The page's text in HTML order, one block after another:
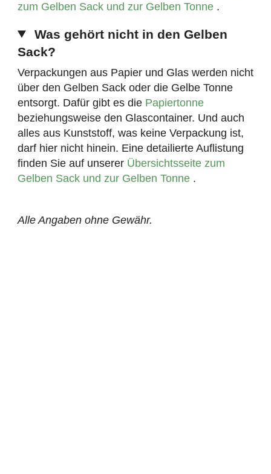
zum Gelben Sack und zur Gelben Tonne .
Was gehört nicht in den Gelben
Sack?
Verpackungen aus Papier und Glas werden nicht
über den Gelben Sack oder die Gelbe Tonne
entsorgt. Dafür gibt es die Papiertonne
beziehungsweise den Glascontainer. Und auch
alles aus Kunststoff, was keine Verpackung ist,
darf hier nicht hinein. Eine detailierte Auflistung
finden Sie auf unserer Übersichtsseite zum
Gelben Sack und zur Gelben Tonne .
Alle Angaben ohne Gewähr.